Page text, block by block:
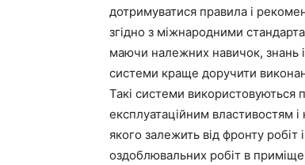
дотримуватися правила і
згідно з міжнародними
маючи належних навичок, знань
системи краще доручити
Такі системи
експлуатаційним властивостям
якого залежить від фронту
оздоблювальних робіт в